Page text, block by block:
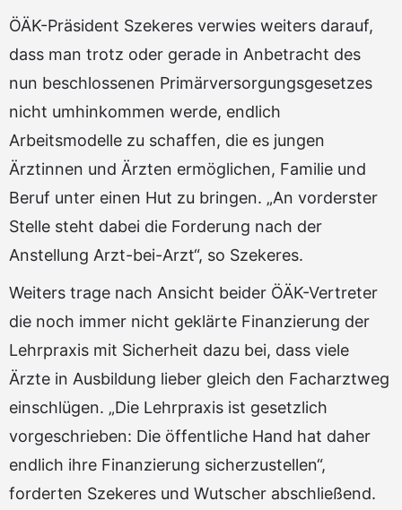
ÖÄK-Präsident Szekeres verwies weiters darauf,
dass man trotz oder gerade in Anbetracht des
nun beschlossenen Primärversorgungsgesetzes
nicht umhinkommen werde, endlich
Arbeitsmodelle zu schaffen, die es jungen
Ärztinnen und Ärzten ermöglichen, Familie und
Beruf unter einen Hut zu bringen. „An vorderster
Stelle steht dabei die Forderung nach der
Anstellung Arzt-bei-Arzt“, so Szekeres.
Weiters trage nach Ansicht beider ÖÄK-Vertreter
die noch immer nicht geklärte Finanzierung der
Lehrpraxis mit Sicherheit dazu bei, dass viele
Ärzte in Ausbildung lieber gleich den Facharztweg
einschlügen. „Die Lehrpraxis ist gesetzlich
vorgeschrieben: Die öffentliche Hand hat daher
endlich ihre Finanzierung sicherzustellen“,
forderten Szekeres und Wutscher abschließend.